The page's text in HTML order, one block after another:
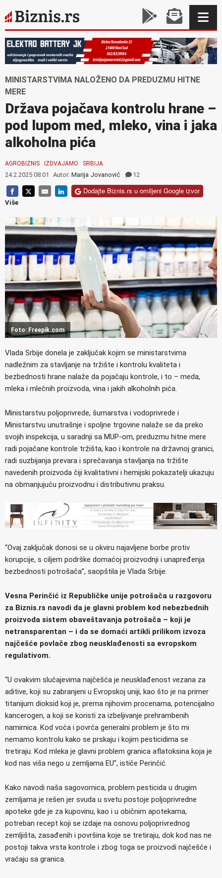
MINISTARSTVIMA NALOŽENO DA PREDUZMU HITNE
MERE
Država pojačava kontrolu hrane –
pod lupom med, mleko, vina i jaka
alkoholna pića
AGROBIZNIS IZDVAJAMO SRBIJA
24.2.2025 08:01 Autor: Marija Jovanović 12
Dodajte Biznis.rs u omiljeni Google izvor
Više
Foto: Freepik.com
Vlada Srbije donela je zaključak kojim se ministarstvima
nadležnim za stavljanje na tržište i kontrolu kvaliteta i
bezbednosti hrane nalaže da pojačaju kontrole, i to – meda,
mleka i mlečnih proizvoda, vina i jakih alkoholnih pića.
Ministarstvu poljoprivrede, šumarstva i vodoprivrede i
Ministarstvu unutrašnje i spoljne trgovine nalaže se da preko
svojih inspekcija, u saradnji sa MUP-om, preduzmu hitne mere
radi pojačane kontrole tržišta, kao i kontrole na državnoj granici,
radi suzbijanja prevara i sprečavanja stavljanja na tržište
navedenih proizvoda čiji kvalitativni i hemijski pokazatelji ukazuju
na obmanjujuću proizvodnu i distributivnu praksu.
“Ovaj zaključak donosi se u okviru najavljene borbe protiv
korupcije, s ciljem podrške domaćoj proizvodnji i unapređenja
bezbednosti potrošača”, saopštila je Vlada Srbije.
Vesna Perinčić iz Republičke unije potrošača u razgovoru
za Biznis.rs navodi da je glavni problem kod nebezbednih
proizvoda sistem obaveštavanja potrošača – koji je
netransparentan – i da se domaći artikli prilikom izvoza
najčešće povlače zbog neusklađenosti sa evropskom
regulativom.
“U ovakvim slučajevima najčešća je neusklađenost vezana za
aditive, koji su zabranjeni u Evropskoj uniji, kao što je na primer
titanijum dioksid koji je, prema njihovim procenama, potencijalno
kancerogen, a koji se koristi za izbeljivanje prehrambenih
namirnica. Kod voća i povrća generalni problem je što mi
nemamo kontrolu kako se prskaju i kojim pesticidima se
tretiraju. Kod mleka je glavni problem granica aflatoksina koja je
kod nas viša nego u zemljama EU”, ističe Perinčić.
Kako navodi naša sagovornica, problem pesticida u drugim
zemljama je rešen jer svuda u svetu postoje poljoprivredne
apoteke gde je za kupovinu, kao i u običnim apotekama,
potreban recept koji se izdaje na osnovu poljoprivrednog
zemljišta, zasađenih i površina koje se tretiraju, dok kod nas ne
postoji takva vrsta kontrole i zbog toga se proizvodi najčešće i
vraćaju sa granica.